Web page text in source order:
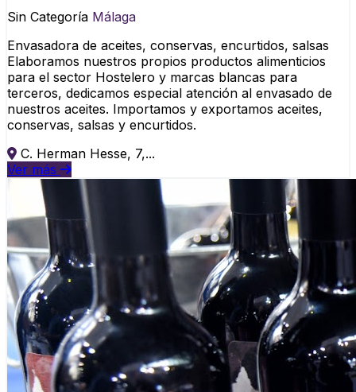
Sin Categoría Málaga
Envasadora de aceites, conservas, encurtidos, salsas
Elaboramos nuestros propios productos alimenticios
para el sector Hostelero y marcas blancas para
terceros, dedicamos especial atención al envasado de
nuestros aceites. Importamos y exportamos aceites,
conservas, salsas y encurtidos.
C. Herman Hesse, 7,...
Ver más